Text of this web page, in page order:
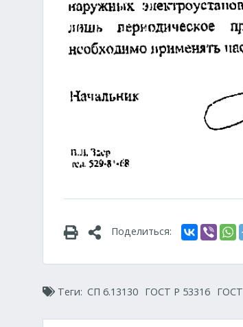
Поделиться:
Теги: СП 6.13130 ГОСТ Р 53316